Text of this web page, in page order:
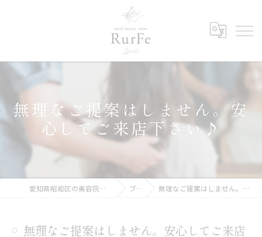
無理なご提案はしません。安
心してご来店下さい♪
愛知県昭和区の美容院ならRurFe【ルルフェ】 ブログ 無理なご提案はしません。安心してご来店下さい♪
無理なご提案はしません。安心してご来店